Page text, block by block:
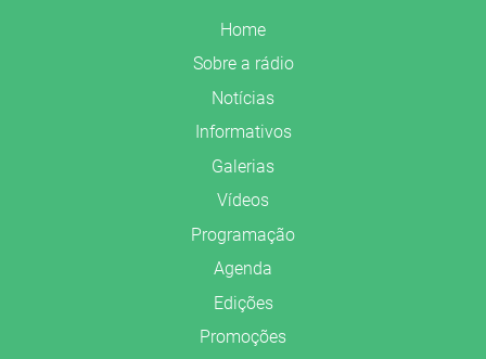
Home
Sobre a rádio
Notícias
Informativos
Galerias
Vídeos
Programação
Agenda
Edições
Promoções